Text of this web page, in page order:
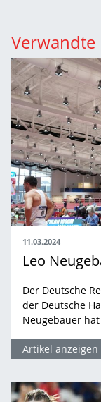
Verwandte
11.03.2024
Der Deutsche
der Deutsche
Neugebauer
Artikel anzeigen